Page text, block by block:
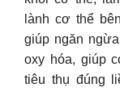
lành cơ thể
giúp ngăn
oxy hóa, giúp
tiêu thụ đúng